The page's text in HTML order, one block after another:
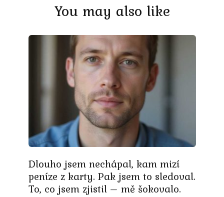
You may also like
Dlouho jsem nechápal, kam mizí
peníze z karty. Pak jsem to sledoval.
To, co jsem zjistil – mě šokovalo.